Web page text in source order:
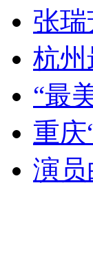
消防员救轻
司机酒驾遇
张
杭
“最
重
演